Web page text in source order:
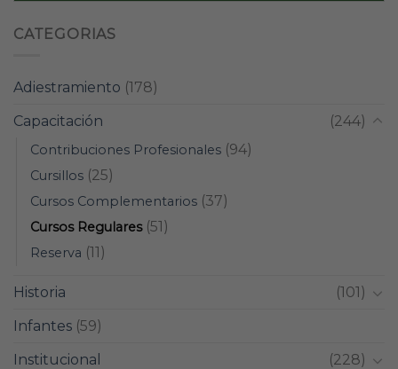
CATEGORIAS
Adiestramiento (178)
Capacitación
(244)
Contribuciones Profesionales (94)
Cursillos (25)
Cursos Complementarios (37)
Cursos Regulares(51)
Reserva (11)
Historia
(101)
Infantes (59)
Institucional
(228)